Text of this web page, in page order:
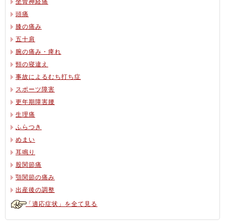
坐骨神経痛
頭痛
膝の痛み
五十肩
腕の痛み・痺れ
頸の寝違え
事故によるむち打ち症
スポーツ障害
更年期障害腰
生理痛
ふらつき
めまい
耳鳴り
股関節痛
顎関節の痛み
出産後の調整
「適応症状」を全て見る